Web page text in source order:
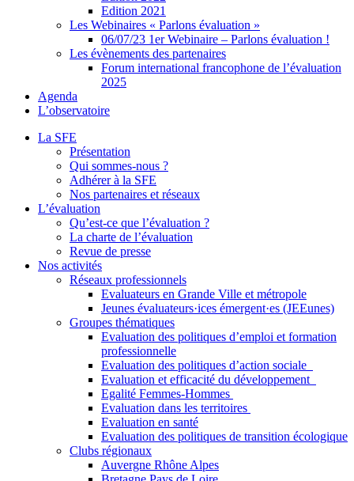
Edition 2021
Les Webinaires « Parlons évaluation »
06/07/23 1er Webinaire – Parlons évaluation !
Les évènements des partenaires
Forum international francophone de l’évaluation
2025
Agenda
L’observatoire
La SFE
Présentation
Qui sommes-nous ?
Adhérer à la SFE
Nos partenaires et réseaux
L’évaluation
Qu’est-ce que l’évaluation ?
La charte de l’évaluation
Revue de presse
Nos activités
Réseaux professionnels
Evaluateurs en Grande Ville et métropole
Jeunes évaluateurs·ices émergent·es (JEEunes)
Groupes thématiques
Evaluation des politiques d’emploi et formation
professionnelle
Evaluation des politiques d’action sociale
Evaluation et efficacité du développement
Egalité Femmes-Hommes
Evaluation dans les territoires
Evaluation en santé
Evaluation des politiques de transition écologique
Clubs régionaux
Auvergne Rhône Alpes